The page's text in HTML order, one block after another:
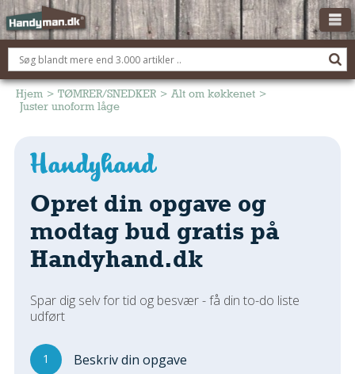
OM HANDYMAN.DK
FÅ 3 TILBUD
ANNONCERING
TØMRER/SNEDKER
Montage Og Nybyg
Reparation Og Vedligehold
Alt Om Køkkenet
Om Materialer
Andet
Regler Og Love
Hjem > TØMRER/SNEDKER > Alt om køkkenet >
Juster unoform låge
Opret din opgave og
modtag bud gratis på
Handyhand.dk
Spar dig selv for tid og besvær - få din to-do liste
udført
1 Beskriv din opgave